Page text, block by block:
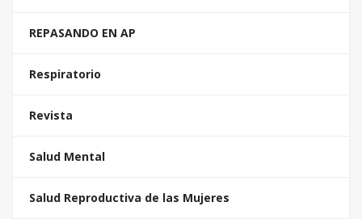
REPASANDO EN AP
Respiratorio
Revista
Salud Mental
Salud Reproductiva de las Mujeres